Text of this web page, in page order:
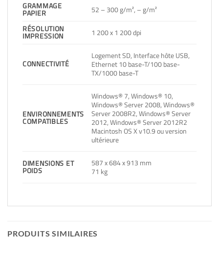
GRAMMAGE
PAPIER
52 – 300 g/m², – g/m²
RÉSOLUTION
IMPRESSION 1 200 x 1 200 dpi
CONNECTIVITÉ
Logement SD, Interface hôte USB,
Ethernet 10 base-T/100 base-
TX/1000 base-T
ENVIRONNEMENTS
COMPATIBLES
Windows® 7, Windows® 10,
Windows® Server 2008, Windows®
Server 2008R2, Windows® Server
2012, Windows® Server 2012R2
Macintosh OS X v10.9 ou version
ultérieure
DIMENSIONS ET
POIDS
587 x 684 x 913 mm
71 kg
PRODUITS SIMILAIRES